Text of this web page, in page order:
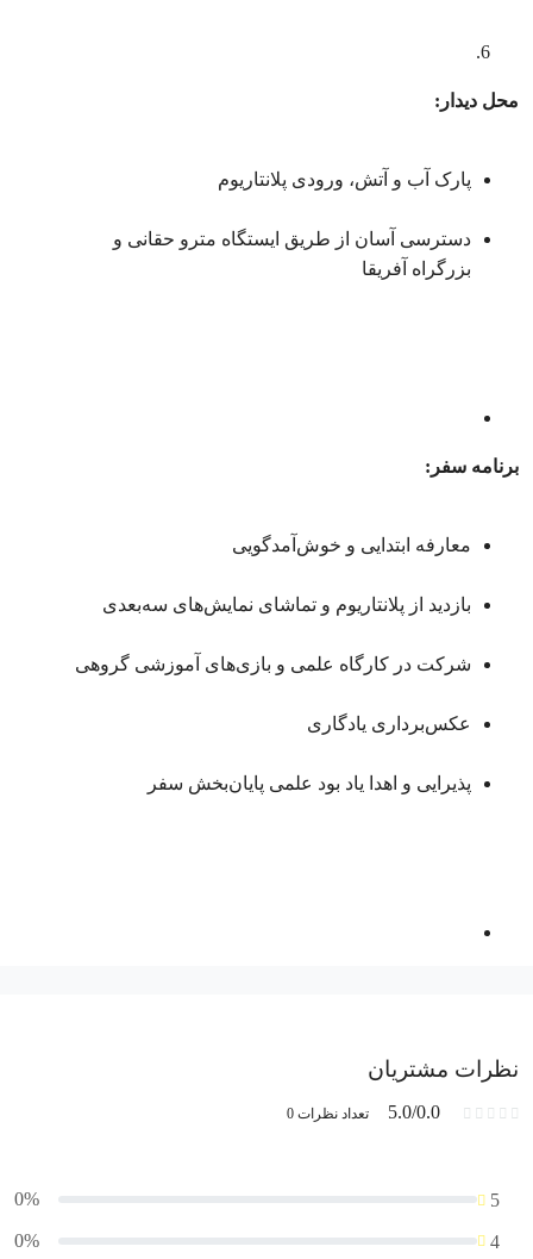
محل دیدار:
پارک آب و آتش، ورودی پلانتاریوم
دسترسی آسان از طریق ایستگاه مترو حقانی و
بزرگراه آفریقا
برنامه سفر :
معارفه ابتدایی و خوش‌آمدگویی
بازدید از پلانتاریوم و تماشای نمایش‌های سه‌بعدی
شرکت در کارگاه علمی و بازی‌های آموزشی گروهی
عکس‌برداری یادگاری
پذیرایی و اهدا یاد بود علمی پایان‌بخش سفر
نظرات مشتریان
5.0/0.0 تعداد نظرات 0
5
0%
4
0%